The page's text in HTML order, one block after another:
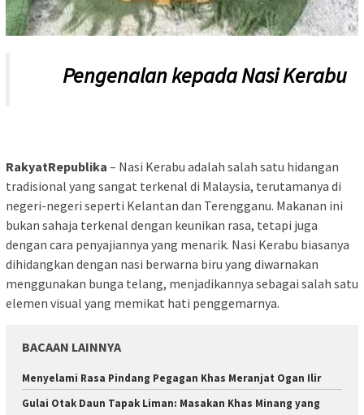
Pengenalan kepada Nasi Kerabu
RakyatRepublika – Nasi Kerabu adalah salah satu hidangan
tradisional yang sangat terkenal di Malaysia, terutamanya di
negeri-negeri seperti Kelantan dan Terengganu. Makanan ini
bukan sahaja terkenal dengan keunikan rasa, tetapi juga
dengan cara penyajiannya yang menarik. Nasi Kerabu biasanya
dihidangkan dengan nasi berwarna biru yang diwarnakan
menggunakan bunga telang, menjadikannya sebagai salah satu
elemen visual yang memikat hati penggemarnya.
BACAAN LAINNYA
Menyelami Rasa Pindang Pegagan Khas Meranjat Ogan Ilir
Gulai Otak Daun Tapak Liman: Masakan Khas Minang yang